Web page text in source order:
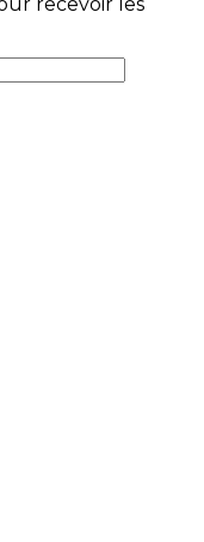
recevoir les